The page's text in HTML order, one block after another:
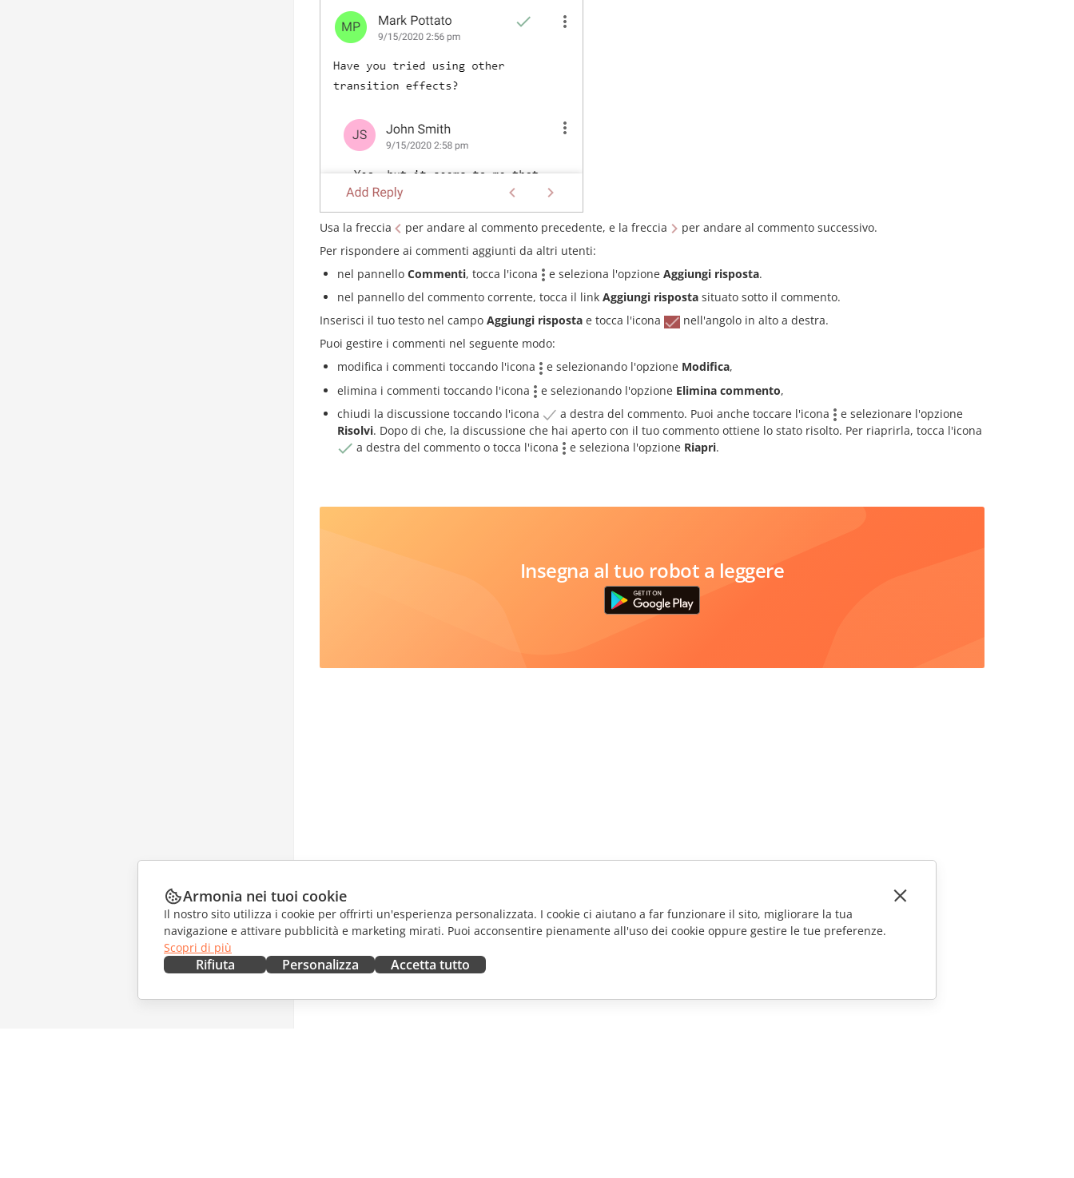
Usa la freccia per andare al commento precedente, e la freccia
per andare al commento successivo.
Per rispondere ai commenti aggiunti da altri utenti:
nel pannello Commenti, tocca l'icona e seleziona l'opzione Aggiungi risposta.
nel pannello del commento corrente, tocca il link Aggiungi risposta situato sotto il commento.
Inserisci il tuo testo nel campo Aggiungi risposta e tocca l'icona
nell'angolo in alto a destra.
Puoi gestire i commenti nel seguente modo:
modifica i commenti toccando l'icona
e selezionando l'opzione Modifica,
elimina i commenti toccando l'icona
e selezionando l'opzione Elimina commento,
chiudi la discussione toccando l'icona
a destra del commento. Puoi anche toccare l'icona
e selezionare l'opzione
Risolvi. Dopo di che, la discussione che hai aperto con il tuo commento ottiene lo stato risolto. Per riaprirla, tocca l'icona
a destra del commento o tocca l'icona
e seleziona l'opzione Riapri.
Insegna al tuo robot a leggere
Armonia nei tuoi cookie
Il nostro sito utilizza i cookie per offrirti un'esperienza personalizzata. I cookie ci aiutano a far funzionare il sito, migliorare la tua
navigazione e attivare pubblicità e marketing mirati. Puoi acconsentire pienamente all'uso dei cookie oppure gestire le tue preferenze.
Scopri di più
Rifiuta Personalizza Accetta tutto